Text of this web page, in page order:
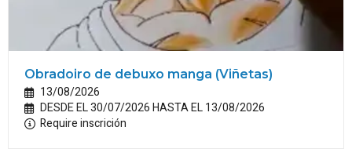
Obradoiro de debuxo manga (Viñetas)
13/08/2026
DESDE EL 30/07/2026 HASTA EL 13/08/2026
Require inscrición